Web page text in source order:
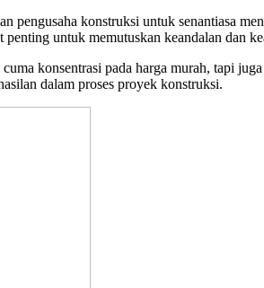
pengusaha konstruksi untuk senantiasa
untuk memutuskan keandalan dan
konsentrasi pada harga murah, tapi
dalam proses proyek konstruksi.